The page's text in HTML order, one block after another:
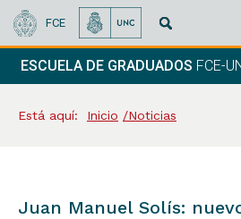
FCE
ESCUELA DE GRADUADOS FCE-
Está aquí: Inicio Noticias
Juan Manuel Solís: